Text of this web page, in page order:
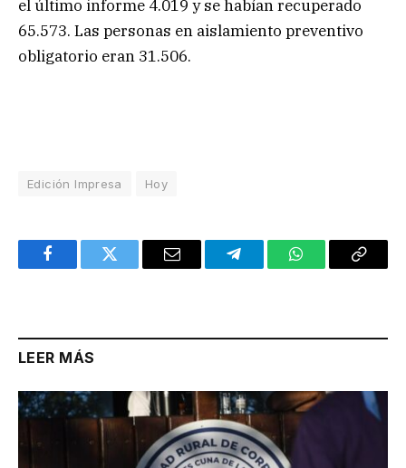
el último informe 4.019 y se habían recuperado
65.573. Las personas en aislamiento preventivo
obligatorio eran 31.506.
Edición Impresa Hoy
FacebookTwitter Email TelegramWhatsAppCopy
LEER MÁS